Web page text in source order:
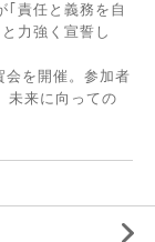
責任と義務を自
力強く宣誓し
会を開催。参加者
未来に向っての